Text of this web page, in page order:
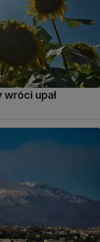
upał